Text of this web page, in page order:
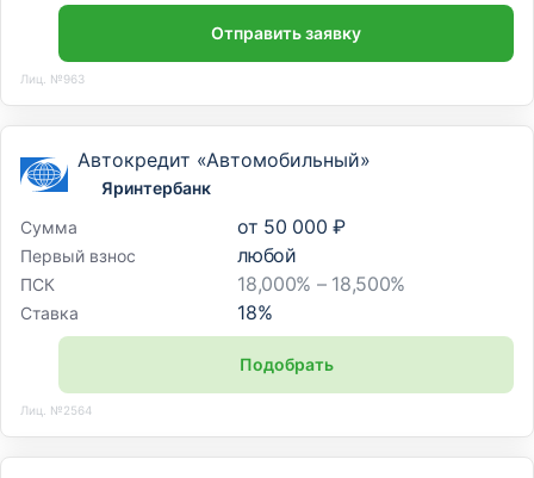
Отправить заявку
Лиц. №963
Автокредит «Автомобильный»
Яринтербанк
Сумма
от 50 000 ₽
Первый взнос любой
ПСК 18,000% – 18,500%
Ставка 18%
Подобрать
Лиц. №2564